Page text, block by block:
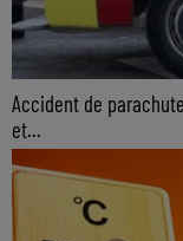
Accident de
et...